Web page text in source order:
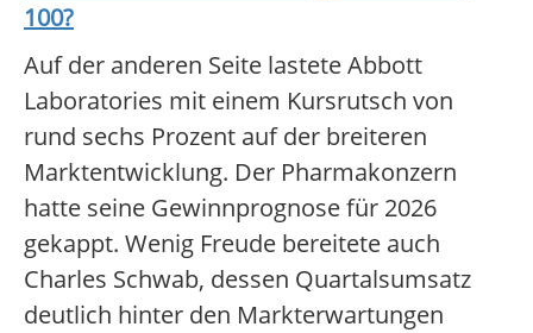
100?
Auf der anderen Seite lastete Abbott
Laboratories mit einem Kursrutsch von
rund sechs Prozent auf der breiteren
Marktentwicklung. Der Pharmakonzern
hatte seine Gewinnprognose für 2026
gekappt. Wenig Freude bereitete auch
Charles Schwab, dessen Quartalsumsatz
deutlich hinter den Markterwartungen